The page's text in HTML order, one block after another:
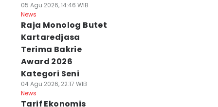
05 Agu 2026, 14:46 WIB
News
Raja Monolog Butet
Kartaredjasa
Terima Bakrie
Award 2026
Kategori Seni
04 Agu 2026, 22:17 WIB
News
Tarif Ekonomis